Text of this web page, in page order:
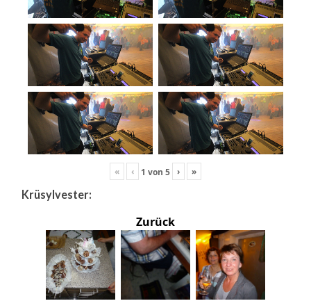
« ‹ 1 von 5 › »
Krüsylvester:
Zurück